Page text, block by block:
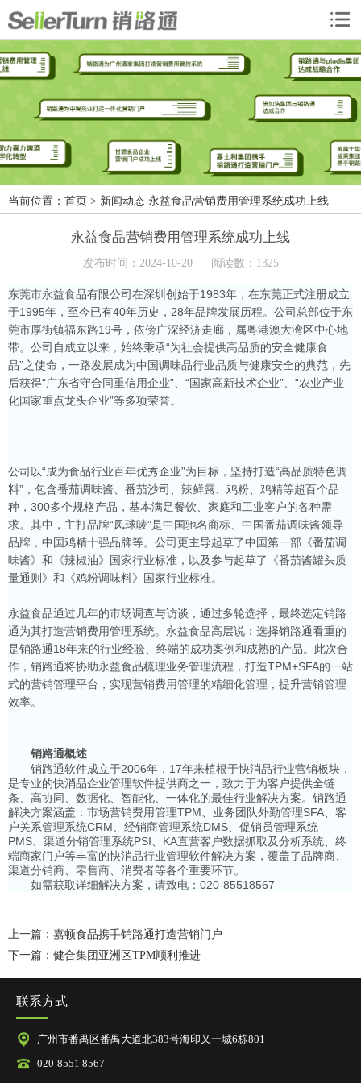
当前位置： 首页 > 新闻动态 永益食品营销费用管理系统成功上线
永益食品营销费用管理系统成功上线
发布时间：2024-10-20 阅读数：1325
东莞市永益食品有限公司在深圳创始于1983年，在东莞正式注册成立
于1995年，至今已有40年历史，28年品牌发展历程。公司总部位于东
莞市厚街镇福东路19号，依傍广深经济走廊，属粤港澳大湾区中心地
带。公司自成立以来，始终秉承“为社会提供高品质的安全健康食
品”之使命，一路发展成为中国调味品行业品质与健康安全的典范，先
后获得“广东省守合同重信用企业”、“国家高新技术企业”、“农业产业
化国家重点龙头企业”等多项荣誉。
公司以“成为食品行业百年优秀企业”为目标，坚持打造“高品质特色调
料”，包含番茄调味酱、番茄沙司、辣鲜露、鸡粉、鸡精等超百个品
种，300多个规格产品，基本满足餐饮、家庭和工业客户的各种需
求。其中，主打品牌“凤球唛”是中国驰名商标、中国番茄调味酱领导
品牌，中国鸡精十强品牌等。公司更主导起草了中国第一部《番茄调
味酱》和《辣椒油》国家行业标准，以及参与起草了《番茄酱罐头质
量通则》和《鸡粉调味料》国家行业标准。
永益食品通过几年的市场调查与访谈，通过多轮选择，最终选定销路
通为其打造营销费用管理系统。永益食品高层说：选择销路通看重的
是销路通18年来的行业经验、终端的成功案例和成熟的产品。此次合
作，销路通将协助永益食品梳理业务管理流程，打造TPM+SFA的一站
式的营销管理平台，实现营销费用管理的精细化管理，提升营销管理
效率。
销路通概述
销路通软件成立于2006年，17年来植根于快消品行业营销板块，
是专业的快消品企业管理软件提供商之一，致力于为客户提供全链
条、高协同、数据化、智能化、一体化的最佳行业解决方案。销路通
解决方案涵盖：市场营销费用管理TPM、业务团队外勤管理SFA、客
户关系管理系统CRM、经销商管理系统DMS、促销员管理系统
PMS、渠道分销管理系统PSI、KA直营客户数据抓取及分析系统、终
端商家门户等丰富的快消品行业管理软件解决方案，覆盖了品牌商、
渠道分销商、零售商、消费者等各个重要环节。
如需获取详细解决方案，请致电：020-85518567
上一篇：嘉顿食品携手销路通打造营销门户
下一篇：健合集团亚洲区TPM顺利推进
联系方式
广州市番禺区番禺大道北383号海印又一城6栋801
020-8551 8567